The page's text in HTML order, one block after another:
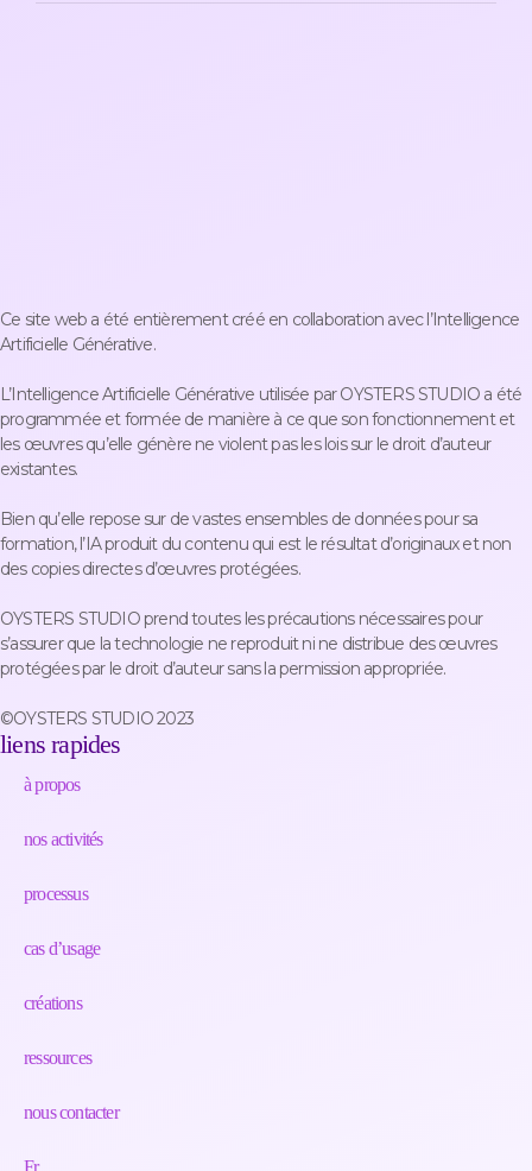
Ce site web a été entièrement créé en collaboration avec l’Intelligence
Artificielle Générative.
L’Intelligence Artificielle Générative utilisée par OYSTERS STUDIO a été
programmée et formée de manière à ce que son fonctionnement et
les œuvres qu’elle génère ne violent pas les lois sur le droit d’auteur
existantes.
Bien qu’elle repose sur de vastes ensembles de données pour sa
formation, l’IA produit du contenu qui est le résultat d’originaux et non
des copies directes d’œuvres protégées.
OYSTERS STUDIO prend toutes les précautions nécessaires pour
s’assurer que la technologie ne reproduit ni ne distribue des œuvres
protégées par le droit d’auteur sans la permission appropriée.
©OYSTERS STUDIO 2023
liens rapides
à propos
nos activités
processus
cas d’usage
créations
ressources
nous contacter
Fr